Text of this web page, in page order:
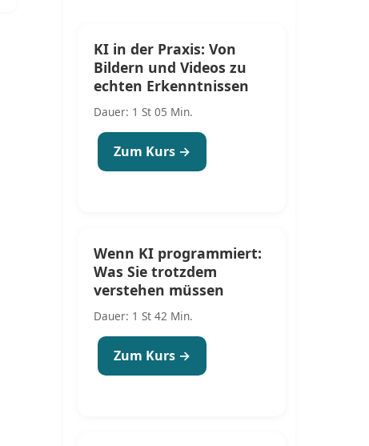
KI in der Praxis: Von
Bildern und Videos zu
echten Erkenntnissen
Dauer: 1 St 05 Min.
Zum Kurs →
Wenn KI programmiert:
Was Sie trotzdem
verstehen müssen
Dauer: 1 St 42 Min.
Zum Kurs →